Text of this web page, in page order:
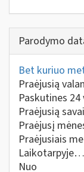
Parodymo
Bet kuriuo
Praėjusią
Paskutines 24
Praėjusią
Praėjusį
Praėjusiais
Laikotarpyje…
Nuo